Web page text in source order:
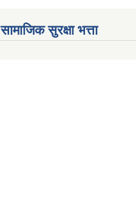
सामाजिक सुरक्षा भत्ता